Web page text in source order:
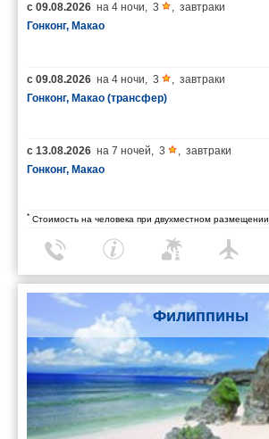
с 09.08.2026 на 4 ночи, 3 , завтраки
Гонконг, Макао
с 09.08.2026 на 4 ночи, 3 , завтраки
Гонконг, Макао (трансфер)
с 13.08.2026 на 7 ночей, 3 , завтраки
Гонконг, Макао
* Стоимость на человека при двухместном размещении
Филиппины